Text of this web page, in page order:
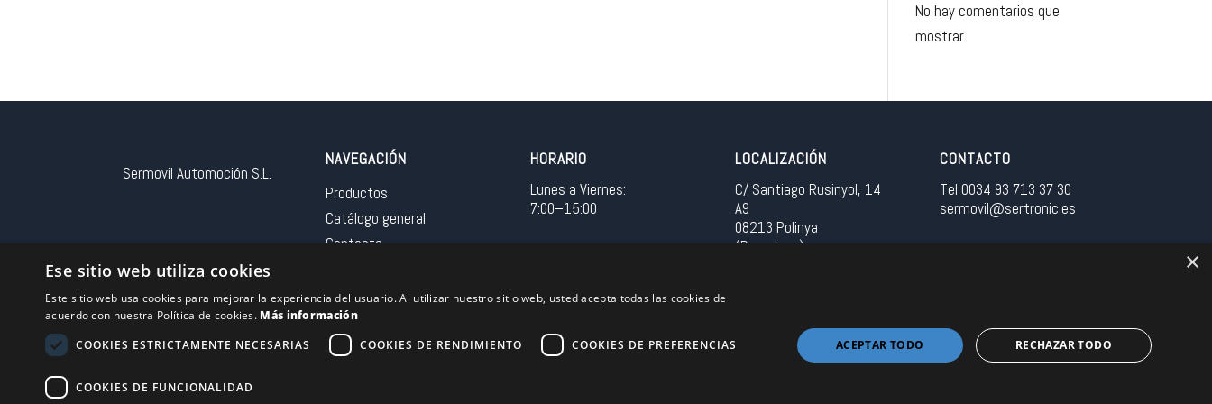
No hay comentarios que
mostrar.
Sermovil Automoción S.L.
NAVEGACIÓN
Productos
Catálogo general
Contacto
HORARIO
Lunes a Viernes:
7:00–15:00
LOCALIZACIÓN
C/ Santiago Rusinyol, 14
A9
08213 Polinya
(Barcelona)
CONTACTO
Tel 0034 93 713 37 30
sermovil@sertronic.es
×
Ese sitio web utiliza cookies
Este sitio web usa cookies para mejorar la experiencia del usuario. Al utilizar nuestro sitio web, usted acepta todas las cookies de
acuerdo con nuestra Política de cookies. Más información
COOKIES ESTRICTAMENTE NECESARIAS
COOKIES DE RENDIMIENTO COOKIES DE PREFERENCIAS
COOKIES DE FUNCIONALIDAD
ACEPTAR TODO RECHAZAR TODO